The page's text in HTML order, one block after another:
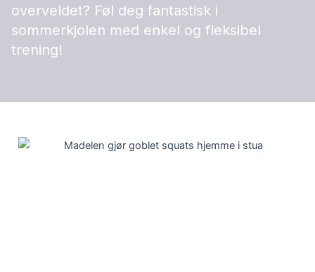
overveldet? Føl deg fantastisk i
sommerkjolen med enkel og fleksibel
trening!